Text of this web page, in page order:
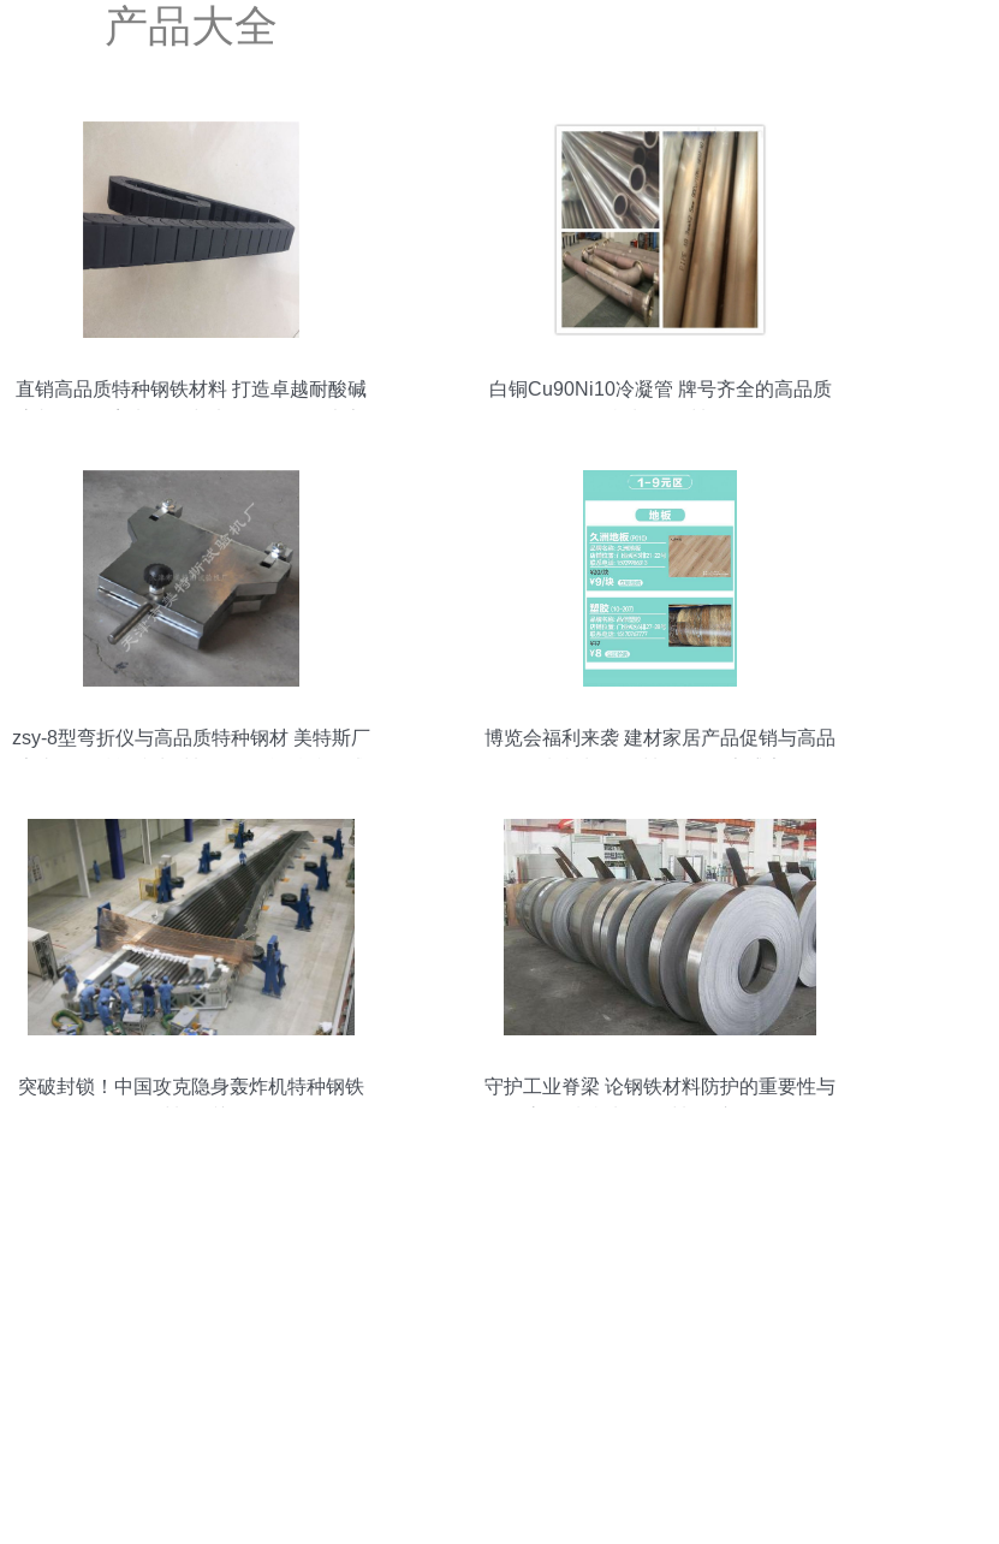
产品大全
直销高品质特种钢铁材料 打造卓越耐酸碱
白铜Cu90Ni10冷凝管 牌号齐全的高品质
zsy-8型弯折仪与高品质特种钢材 美特斯厂
博览会福利来袭 建材家居产品促销与高品
突破封锁！中国攻克隐身轰炸机特种钢铁
守护工业脊梁 论钢铁材料防护的重要性与